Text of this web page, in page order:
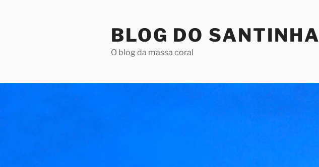
BLOG DO SANTINHA
O blog da massa coral